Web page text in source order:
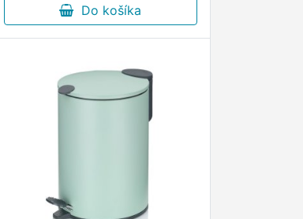
je štýlovým a praktickým …
Do košíka